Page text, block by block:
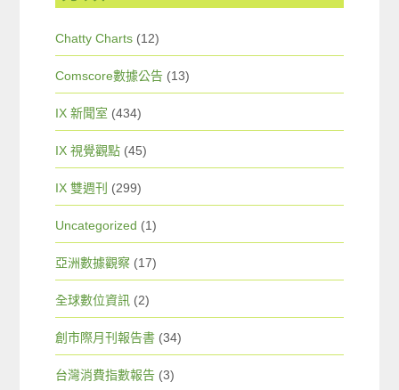
Chatty Charts (12)
Comscore數據公告 (13)
IX 新聞室 (434)
IX 視覺觀點 (45)
IX 雙週刊 (299)
Uncategorized (1)
亞洲數據觀察 (17)
全球數位資訊 (2)
創市際月刊報告書 (34)
台灣消費指數報告 (3)